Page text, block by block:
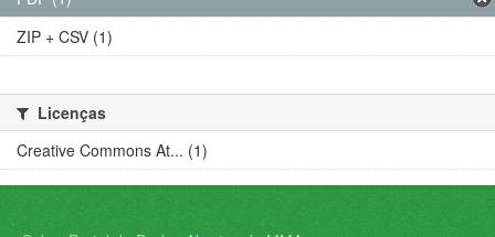
ZIP + CSV (1)
Licenças
Creative Commons At... (1)